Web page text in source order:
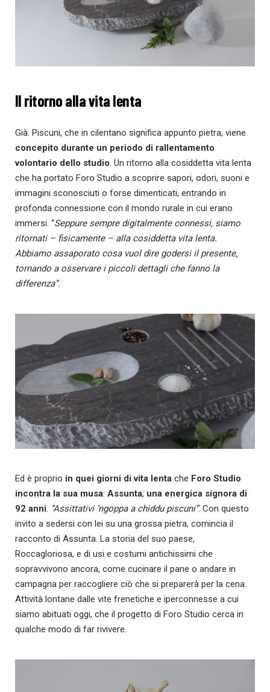
Il ritorno alla vita lenta
Già. Piscuni, che in cilentano significa appunto pietra, viene
concepito durante un periodo di rallentamento
volontario dello studio. Un ritorno alla cosiddetta vita lenta
che ha portato Foro Studio a scoprire sapori, odori, suoni e
immagini sconosciuti o forse dimenticati, entrando in
profonda connessione con il mondo rurale in cui erano
immersi. “Seppure sempre digitalmente connessi, siamo
ritornati – fisicamente – alla cosiddetta vita lenta.
Abbiamo assaporato cosa vuol dire godersi il presente,
tornando a osservare i piccoli dettagli che fanno la
differenza”.
Ed è proprio in quei giorni di vita lenta che Foro Studio
incontra la sua musa: Assunta, una energica signora di
92 anni. “Assittativi ‘ngoppa a chiddu piscuni”. Con questo
invito a sedersi con lei su una grossa pietra, comincia il
racconto di Assunta. La storia del suo paese,
Roccagloriosa, e di usi e costumi antichissimi che
sopravvivono ancora, come cucinare il pane o andare in
campagna per raccogliere ciò che si preparerà per la cena.
Attività lontane dalle vite frenetiche e iperconnesse a cui
siamo abituati oggi, che il progetto di Foro Studio cerca in
qualche modo di far rivivere.